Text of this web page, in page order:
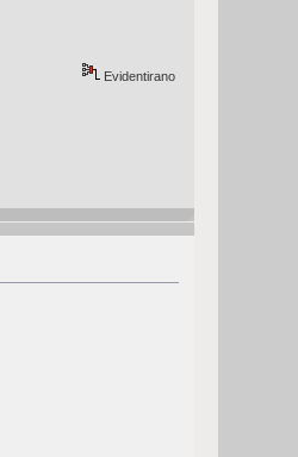
Evidentirano